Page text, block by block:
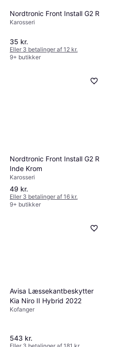
Nordtronic Front Install G2 R
Karosseri
35 kr.
Eller 3 betalinger af 12 kr.
9+ butikker
Nordtronic Front Install G2 R
Inde Krom
Karosseri
49 kr.
Eller 3 betalinger af 16 kr.
9+ butikker
Avisa Læssekantbeskytter
Kia Niro II Hybrid 2022
Kofanger
543 kr.